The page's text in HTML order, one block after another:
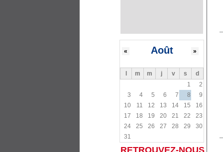
Août
« »
m m j v s
d
1
2
3
4 5 6 7 8
9
10
11 12 13 14 15
16
17
18 19 20 21 22
23
24
25 26 27 28 29
30
31